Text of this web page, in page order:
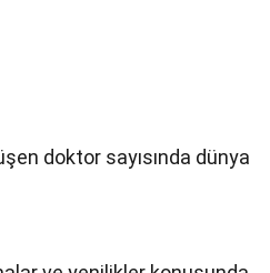
doktor sayısında dünya